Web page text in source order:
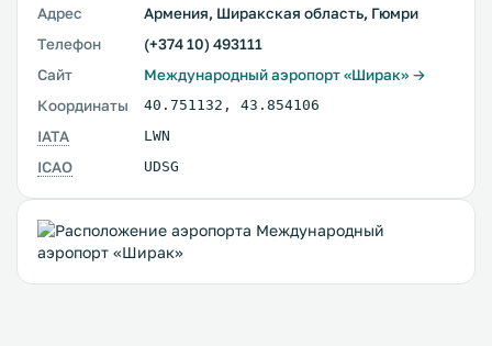
Адрес
Армения, Ширакская область, Гюмри
Телефон
(+374 10) 493111
Сайт
Международный аэропорт «Ширак» →
Координаты
40.751132 , 43.854106
IATA LWN
ICAO UDSG